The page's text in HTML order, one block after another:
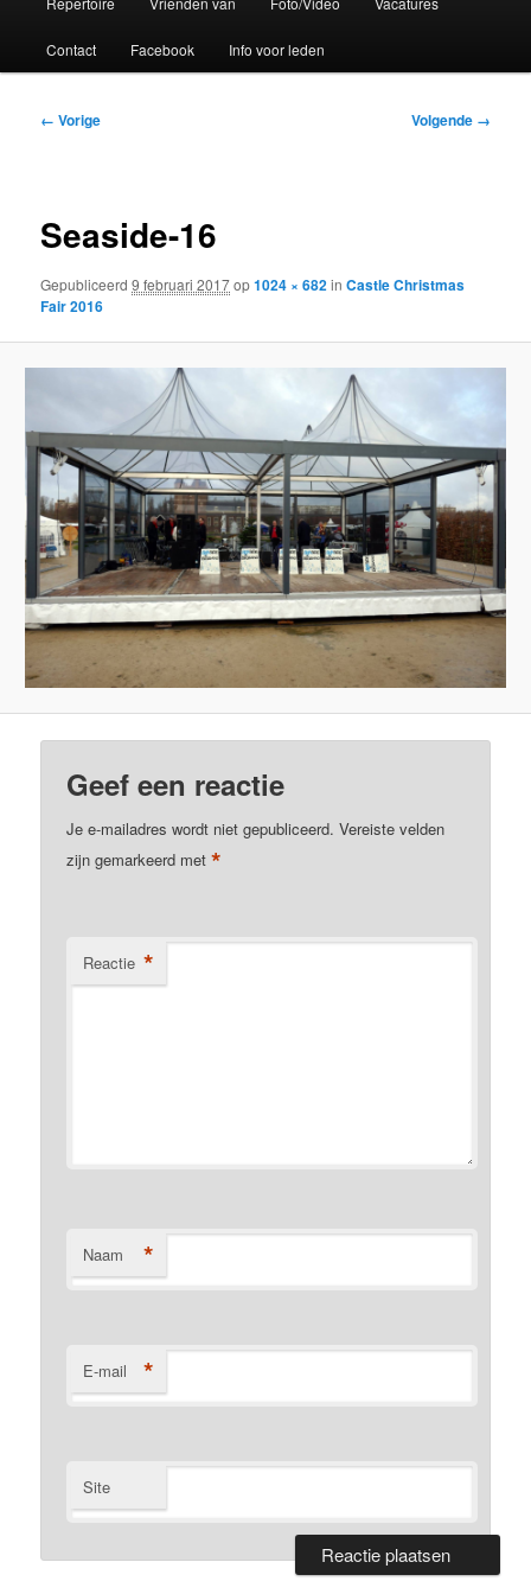
Contact Facebook Info voor leden
Afbeeldingsnavigatie
← Vorige Volgende →
Seaside-16
Gepubliceerd9 februari 2017op1024 × 682inCastle Christmas
Fair 2016
Geef een reactie
Je e-mailadres wordt niet gepubliceerd. Vereiste velden
zijn gemarkeerd met*
Reactie *
Naam *
E-mail *
Site